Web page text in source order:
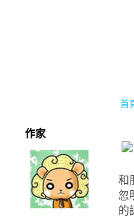
首
作家
和
忽
的